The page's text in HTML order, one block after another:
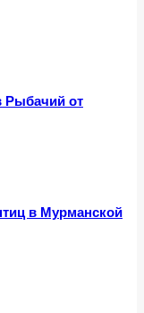
Рыбачий от
в Мурманской